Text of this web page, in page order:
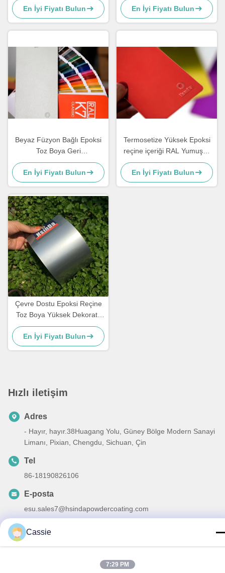
En İyi Fiyatı Bulun
tasarrufu
En İyi Fiyatı Bulun
Beyaz Füzyon Bağlı Epoksi
Toz Boya Geri
Dönüştürülebilir Süper Hava
Direnci
En İyi Fiyatı Bulun
Termosetize Yüksek Epoksi
reçine içeriği RAL Yumuşak
parlaklık ve yüksek
dayanıklılık korozyon direnci
için kırmızı toz kaplama
En İyi Fiyatı Bulun
Çevre Dostu Epoksi Reçine
Toz Boya Yüksek Dekoratif
Gri Kum Damarı Dokusu
En İyi Fiyatı Bulun
Hızlı iletişim
Adres
- Hayır, hayır.38Huagang Yolu, Güney Bölge Modern Sanayi
Limanı, Pixian, Chengdu, Sichuan, Çin
Tel
86-18190826106
E-posta
esu.sales7@hsindapowdercoating.com
Site Haritası| Çin iyi. Kalite Termoset toz
Cassie
7:29 PM